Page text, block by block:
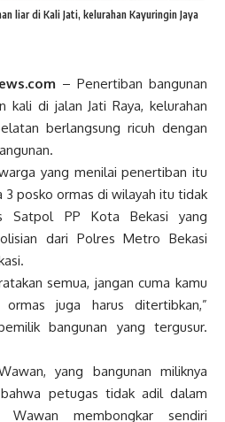
liar di Kali Jati, kelurahan Kayuringin Jaya
– Penertiban bangunan
kali di jalan Jati Raya, kelurahan
berlangsung ricuh dengan
yang menilai penertiban itu
3 posko ormas di wilayah itu tidak
Satpol PP Kota Bekasi yang
dari Polres Metro Bekasi
semua, jangan cuma kamu
juga harus ditertibkan,”
bangunan yang tergusur.
yang bangunan miliknya
petugas tidak adil dalam
Wawan membongkar sendiri